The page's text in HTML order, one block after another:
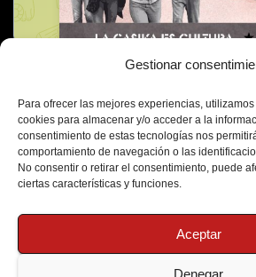
Gestionar
Para ofrecer las mejores experiencias,
cookies para almacenar y/o acceder a la
consentimiento de estas tecnologías nos
comportamiento de navegación o las
No consentir o retirar el consentimiento, puede
ciertas características y funciones.
Aceptar
Denegar